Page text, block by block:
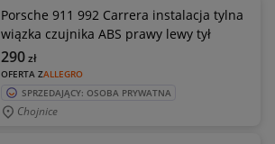
Porsche 911 992 Carrera instalacja tylna
wiązka czujnika ABS prawy lewy tył
OFERTA ZALLEGRO
290zł
SPRZEDAJĄCY: OSOBA PRYWATNA
Chojnice